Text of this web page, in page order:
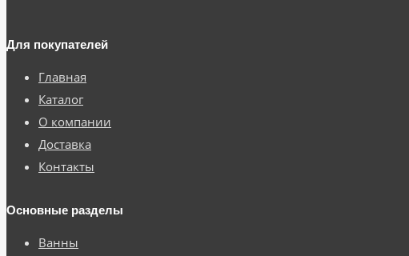
Для покупателей
Главная
Каталог
О компании
Доставка
Контакты
Основные разделы
Ванны